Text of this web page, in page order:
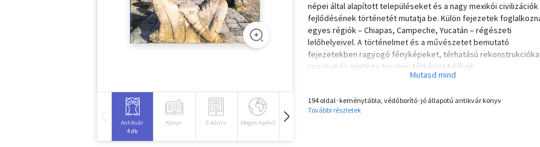
Antikvár
4 db
Könyv E-könyv Idegen nyelvű Hangoskönyv
népei által alapított településeket és a nagy mexikói civilizációk
fejlődésének történetét mutatja be. Külön fejezetek
egyes régiók – Chiapas, Campeche, Yucatán – régészeti
lelőhelyeivel. A történelmet és a művészetet bemutató
fejezetekben ragyogó fényképeket, térhatású
rajzokat és mintegy tucatnyi térképet találunk.
194 oldal･keménytábla, védőborító･jó állapotú antikvár könyv
További részletek